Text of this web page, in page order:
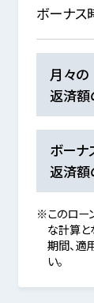
ボーナス
月々の
返済額
ボーナ
返済額
※このロー
な計算と
期間、適
い。